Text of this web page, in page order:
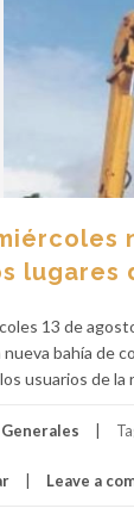
lugares
13 de
nueva bahía de
usuarios de la
Generales
Leave a